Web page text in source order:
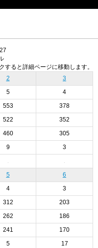
すると詳細ページに移動します。
2 3
5 4
553 378
522 352
460 305
9 3
5 6
4 3
312 203
262 186
241 170
5 17